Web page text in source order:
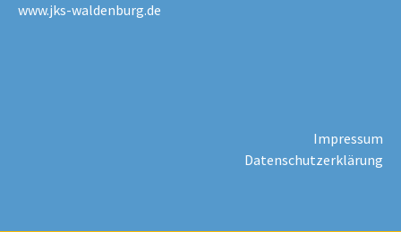
www.jks-waldenburg.de
Impressum
Datenschutzerklärung